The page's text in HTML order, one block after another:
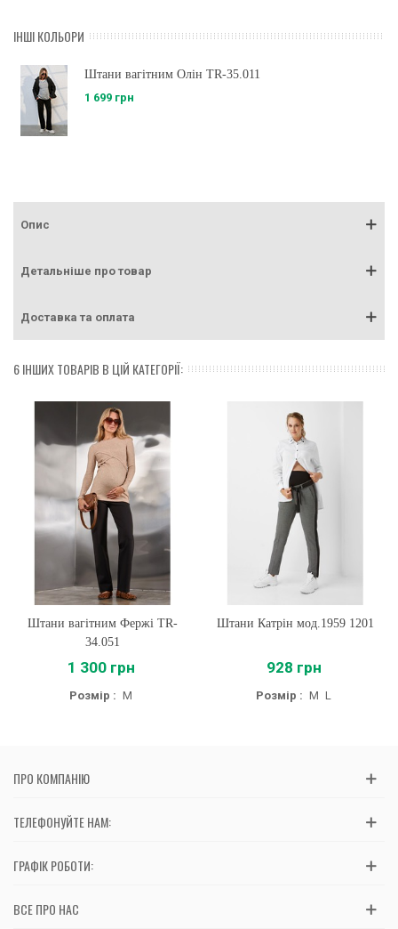
ІНШІ КОЛЬОРИ
Штани вагітним Олін TR-35.011
1 699 грн
Опис
Детальніше про товар
Доставка та оплата
6 ІНШИХ ТОВАРІВ В ЦІЙ КАТЕГОРІЇ:
Штани вагітним Фержі TR-
34.051
1 300 грн
Розмір : M
Штани Катрін мод.1959 1201
928 грн
Розмір : M L
ПРО КОМПАНІЮ
ТЕЛЕФОНУЙТЕ НАМ:
ГРАФІК РОБОТИ:
ВСЕ ПРО НАС